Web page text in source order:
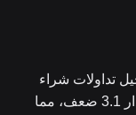
تداولات شراء
أعلى بمقدار 9.4 ضعف وحجم بيع أعلى بمقدار 3.1 ضعف، مما